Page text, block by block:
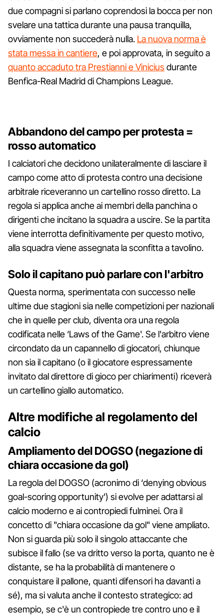
due compagni si parlano coprendosi la bocca per non
svelare una tattica durante una pausa tranquilla,
ovviamente non succederà nulla. La nuova norma è
stata messa in cantiere, e poi approvata, in seguito a
quanto accaduto tra Prestianni e Vinicius durante
Benfica-Real Madrid di Champions League.
Abbandono del campo per protesta =
rosso automatico
I calciatori che decidono unilateralmente di lasciare il
campo come atto di protesta contro una decisione
arbitrale riceveranno un cartellino rosso diretto. La
regola si applica anche ai membri della panchina o
dirigenti che incitano la squadra a uscire. Se la partita
viene interrotta definitivamente per questo motivo,
alla squadra viene assegnata la sconfitta a tavolino.
Solo il capitano può parlare con l'arbitro
Questa norma, sperimentata con successo nelle
ultime due stagioni sia nelle competizioni per nazionali
che in quelle per club, diventa ora una regola
codificata nelle ‘Laws of the Game'. Se l'arbitro viene
circondato da un capannello di giocatori, chiunque
non sia il capitano (o il giocatore espressamente
invitato dal direttore di gioco per chiarimenti) riceverà
un cartellino giallo automatico.
Altre modifiche al regolamento del
calcio
Ampliamento del DOGSO (negazione di
chiara occasione da gol)
La regola del DOGSO (acronimo di ‘denying obvious
goal-scoring opportunity') si evolve per adattarsi al
calcio moderno e ai contropiedi fulminei. Ora il
concetto di "chiara occasione da gol" viene ampliato.
Non si guarda più solo il singolo attaccante che
subisce il fallo (se va dritto verso la porta, quanto ne è
distante, se ha la probabilità di mantenere o
conquistare il pallone, quanti difensori ha davanti a
sé), ma si valuta anche il contesto strategico: ad
esempio, se c'è un contropiede tre contro uno e il